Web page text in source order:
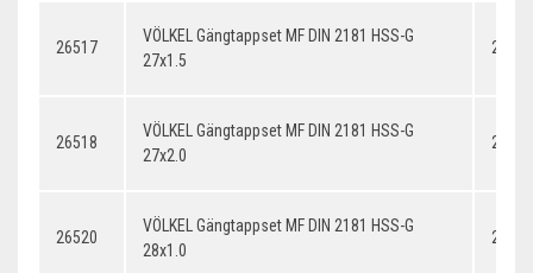
26517
VÖLKEL Gängtappset MF DIN 2181 HSS-G
27x1.5
26518
VÖLKEL Gängtappset MF DIN 2181 HSS-G
27x2.0
26520
VÖLKEL Gängtappset MF DIN 2181 HSS-G
28x1.0